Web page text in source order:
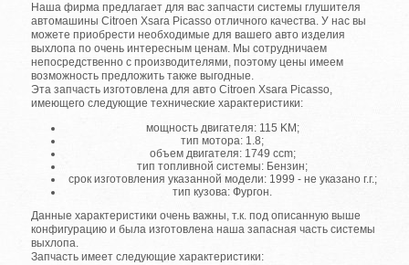
Наша фирма предлагает для вас запчасти системы глушителя
автомашины Citroen Xsara Picasso отличного качества. У нас вы
можете приобрести необходимые для вашего авто изделия
выхлопа по очень интересным ценам. Мы сотрудничаем
непосредственно с производителями, поэтому цены имеем
возможность предложить также выгодные.
Эта запчасть изготовлена для авто Citroen Xsara Picasso,
имеющего следующие технические характеристики:
мощность двигателя: 115 KM;
тип мотора: 1.8;
объем двигателя: 1749 ccm;
тип топливной системы: Бензин;
срок изготовления указанной модели: 1999 - не указано г.г.;
тип кузова: Фургон.
Данные характеристики очень важны, т.к. под описанную выше
конфигурацию и была изготовлена наша запасная часть системы
выхлопа.
Запчасть имеет следующие характеристики: